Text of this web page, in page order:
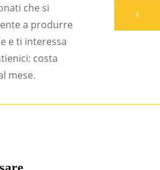
che si
a produrre
e ti interessa
costa
mese.